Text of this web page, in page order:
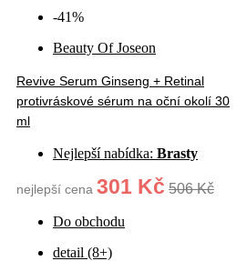
-41%
Beauty Of Joseon
Revive Serum Ginseng + Retinal
protivráskové sérum na oční okolí 30
ml
Nejlepší nabídka: Brasty
nejlepší cena 301 Kč 506 Kč
Do obchodu
detail (8+)